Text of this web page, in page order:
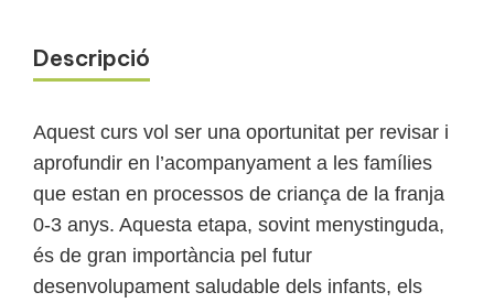
Descripció
Aquest curs vol ser una oportunitat per revisar i
aprofundir en l’acompanyament a les famílies
que estan en processos de criança de la franja
0-3 anys. Aquesta etapa, sovint menystinguda,
és de gran importància pel futur
desenvolupament saludable dels infants, els